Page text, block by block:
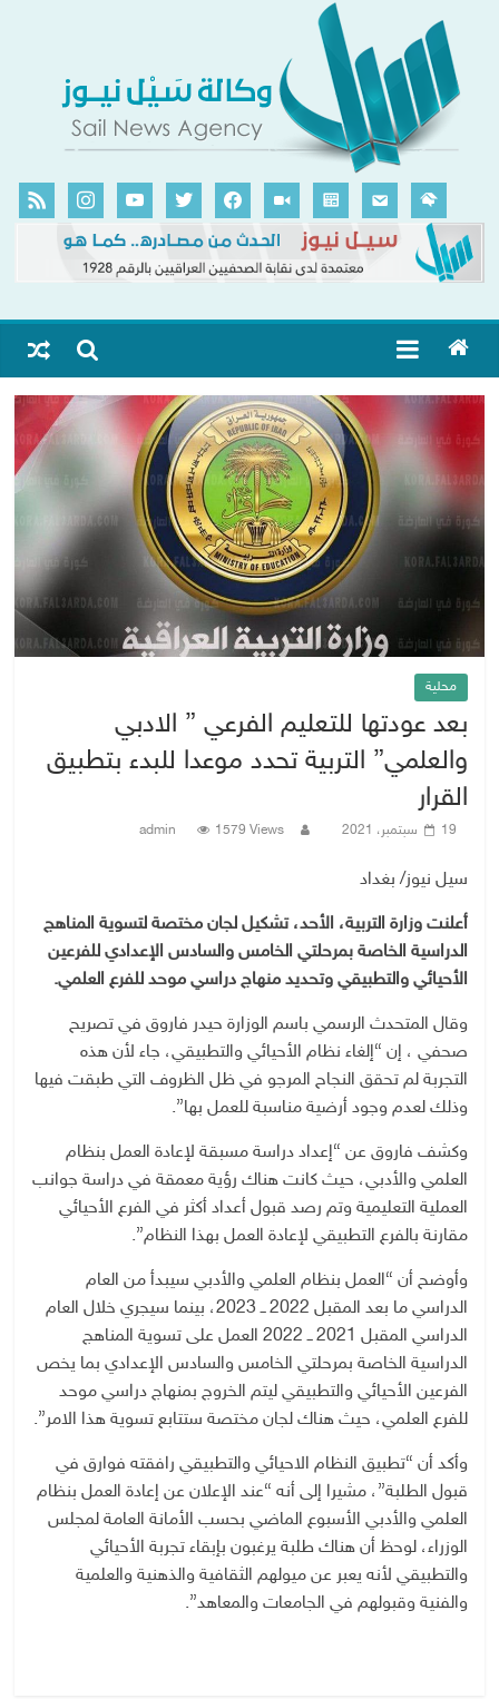
محلية
بعد عودتها للتعليم الفرعي ” الادبي
والعلمي” التربية تحدد موعدا للبدء بتطبيق
القرار
19 سبتمبر، 2021 admin 1579 Views
سيل نيوز/ بغداد
أعلنت وزارة التربية، الأحد، تشكيل لجان مختصة لتسوية المناهج
الدراسية الخاصة بمرحلتي الخامس والسادس الإعدادي للفرعين
الأحيائي والتطبيقي وتحديد منهاج دراسي موحد للفرع العلمي.
وقال المتحدث الرسمي باسم الوزارة حيدر فاروق في تصريح
صحفي ، إن “إلغاء نظام الأحيائي والتطبيقي، جاء لأن هذه
التجربة لم تحقق النجاح المرجو في ظل الظروف التي طبقت فيها
وذلك لعدم وجود أرضية مناسبة للعمل بها”.
وكشف فاروق عن “إعداد دراسة مسبقة لإعادة العمل بنظام
العلمي والأدبي، حيث كانت هناك رؤية معمقة في دراسة جوانب
العملية التعليمية وتم رصد قبول أعداد أكثر في الفرع الأحيائي
مقارنة بالفرع التطبيقي لإعادة العمل بهذا النظام”.
وأوضح أن “العمل بنظام العلمي والأدبي سيبدأ من العام
الدراسي ما بعد المقبل 2022 ــ 2023، بينما سيجري خلال العام
الدراسي المقبل 2021 ــ 2022 العمل على تسوية المناهج
الدراسية الخاصة بمرحلتي الخامس والسادس الإعدادي بما يخص
الفرعين الأحيائي والتطبيقي ليتم الخروج بمنهاج دراسي موحد
للفرع العلمي، حيث هناك لجان مختصة ستتابع تسوية هذا الامر”.
وأكد أن “تطبيق النظام الاحيائي والتطبيقي رافقته فوارق في
قبول الطلبة”، مشيرا إلى أنه “عند الإعلان عن إعادة العمل بنظام
العلمي والأدبي الأسبوع الماضي بحسب الأمانة العامة لمجلس
الوزراء، لوحظ أن هناك طلبة يرغبون بإبقاء تجربة الأحيائي
والتطبيقي لأنه يعبر عن ميولهم الثقافية والذهنية والعلمية
والفنية وقبولهم في الجامعات والمعاهد”.